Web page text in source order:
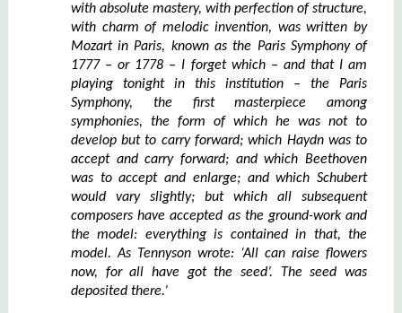
with absolute mastery, with perfection of structure,
with charm of melodic invention, was written by
Mozart in Paris, known as the Paris Symphony of
1777 –or 1778 – I forget which – and that I am
playing tonight in this institution – the Paris
Symphony, the first masterpiece among
symphonies, the form of which he was not to
develop but to carry forward; which Haydn was to
accept and carry forward; and which Beethoven
was to accept and enlarge; and which Schubert
would vary slightly; but which all subsequent
composers have accepted as the ground-work and
the model: everything is contained in that, the
model.As Tennyson wrote: ‘All can raise flowers
now, for all have got the seed’. The seed was
deposited there.’